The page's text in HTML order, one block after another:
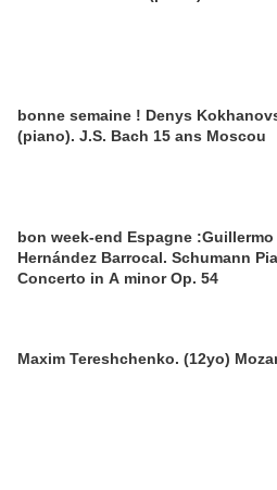
bonne semaine ! Denys Kokhanovsky
(piano). J.S. Bach 15 ans Moscou
bon week-end Espagne :Guillermo
Hernández Barrocal. Schumann Piano
Concerto in A minor Op. 54
Maxim Tereshchenko. (12yo)